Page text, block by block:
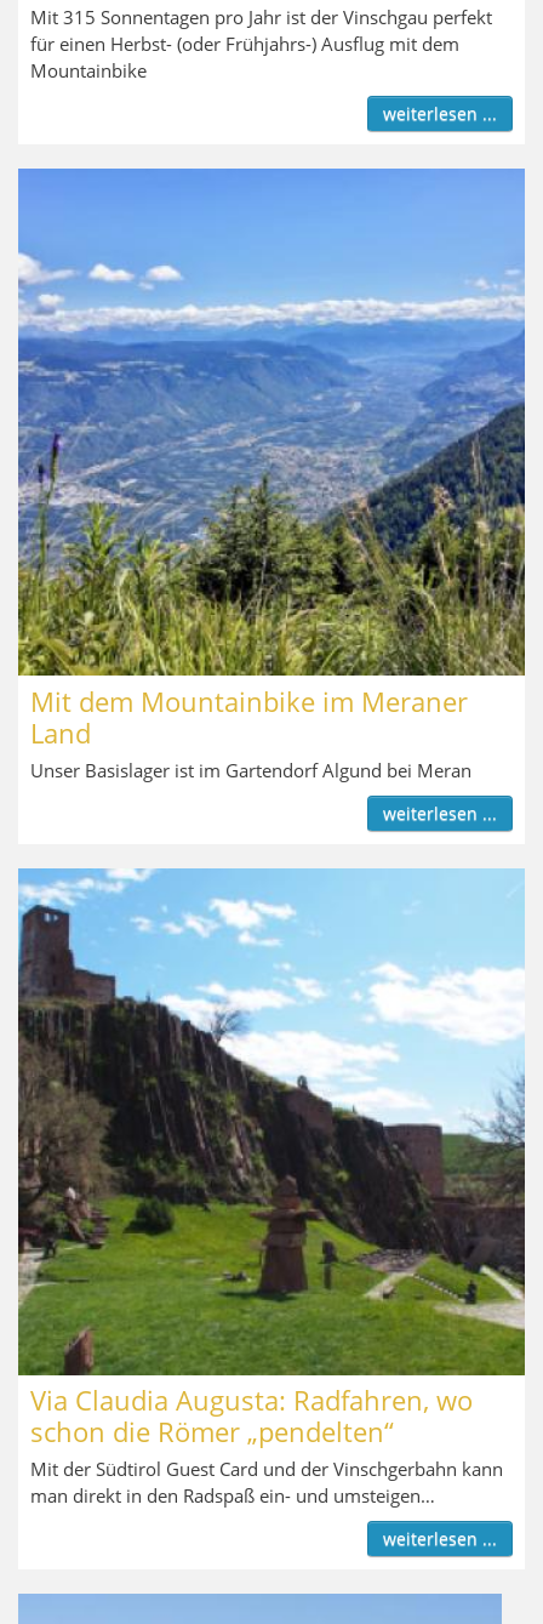
Mit 315 Sonnentagen pro Jahr ist der Vinschgau perfekt
für einen Herbst- (oder Frühjahrs-) Ausflug mit dem
Mountainbike
weiterlesen ...
Mit dem Mountainbike im Meraner
Land
Unser Basislager ist im Gartendorf Algund bei Meran
weiterlesen ...
Via Claudia Augusta: Radfahren, wo
schon die Römer „pendelten“
Mit der Südtirol Guest Card und der Vinschgerbahn kann
man direkt in den Radspaß ein- und umsteigen…
weiterlesen ...